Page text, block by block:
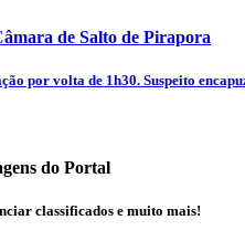
de Salto de Pirapora
por volta de 1h30. Suspeito
do Portal
classificados e muito mais!